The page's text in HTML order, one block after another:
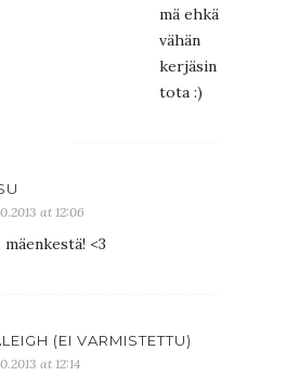
mä ehkä
vähän
kerjäsin
tota :)
at 12:06
mäenkestä! <3
(EI VARMISTETTU)
at 12:14